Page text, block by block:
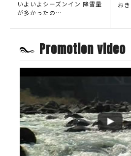
いよいよシーズンイン 降雪量
が多かったの…
お
Promotion video